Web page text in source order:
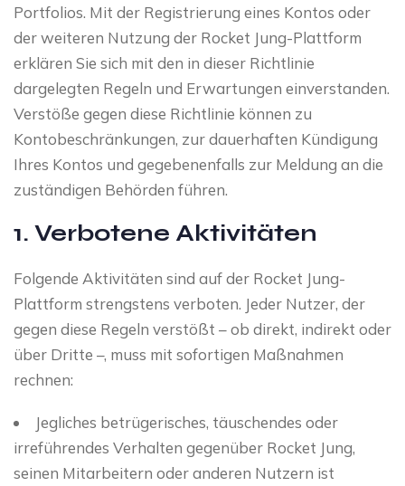
Portfolios. Mit der Registrierung eines Kontos oder
der weiteren Nutzung der Rocket Jung-Plattform
erklären Sie sich mit den in dieser Richtlinie
dargelegten Regeln und Erwartungen einverstanden.
Verstöße gegen diese Richtlinie können zu
Kontobeschränkungen, zur dauerhaften Kündigung
Ihres Kontos und gegebenenfalls zur Meldung an die
zuständigen Behörden führen.
1. Verbotene Aktivitäten
Folgende Aktivitäten sind auf der Rocket Jung-
Plattform strengstens verboten. Jeder Nutzer, der
gegen diese Regeln verstößt – ob direkt, indirekt oder
über Dritte –, muss mit sofortigen Maßnahmen
rechnen:
Jegliches betrügerisches, täuschendes oder
irreführendes Verhalten gegenüber Rocket Jung,
seinen Mitarbeitern oder anderen Nutzern ist